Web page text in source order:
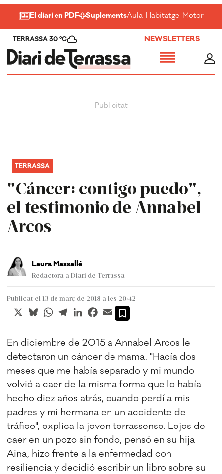
El diari en PDF SuplementsAula-Habitatge-Motor-
TERRASSA 30 ºC NEWSLETTERS
"Cáncer: contigo puedo",
el testimonio de Annabel
Arcos
TERRASSA
Laura Massallé
Redactora a Diari de Terrassa
Publicat el 13 de març de 2018 a les 20:42
X BlueskyWhatsApp
TelegramLinkedInFacebook
Email
En diciembre de 2015 a Annabel Arcos le
detectaron un cáncer de mama. "Hacía dos
meses que me había separado y mi mundo
volvió a caer de la misma forma que lo había
hecho diez años atrás, cuando perdí a mis
padres y mi hermana en un accidente de
tráfico", explica la joven terrassense. Lejos de
caer en un pozo sin fondo, pensó en su hija
Aina, hizo frente a la enfermedad con
resiliencia y decidió escribir un libro sobre su